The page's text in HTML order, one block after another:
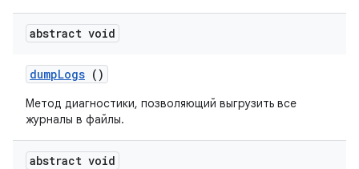
abstract void
dumpLogs ()
Метод диагностики, позволяющий выгрузить все
журналы в файлы.
abstract void